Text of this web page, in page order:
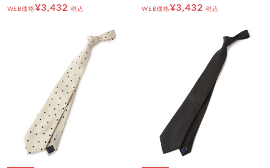
WEB価格¥3,432 税込 WEB価格¥3,432 税込